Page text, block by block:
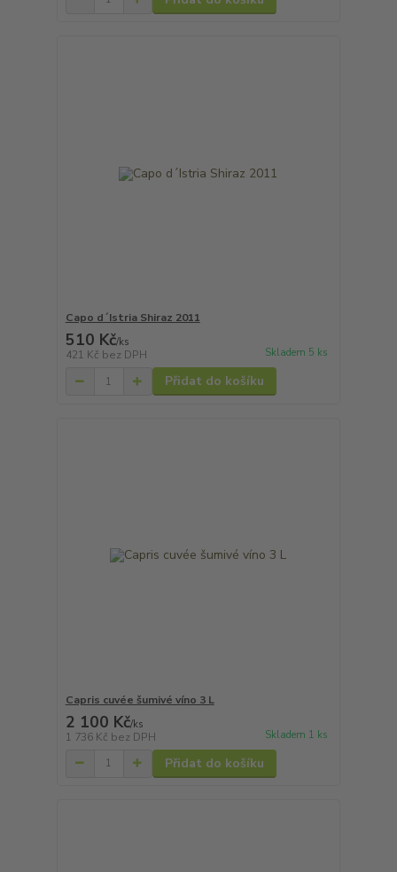
Capo d´Istria Shiraz 2011
510 Kč/ks
421 Kč bez DPH Skladem 5 ks
Přidat do košíku
Capris cuvée šumivé víno 3 L
2 100 Kč/ks
1 736 Kč bez DPH Skladem 1 ks
Přidat do košíku